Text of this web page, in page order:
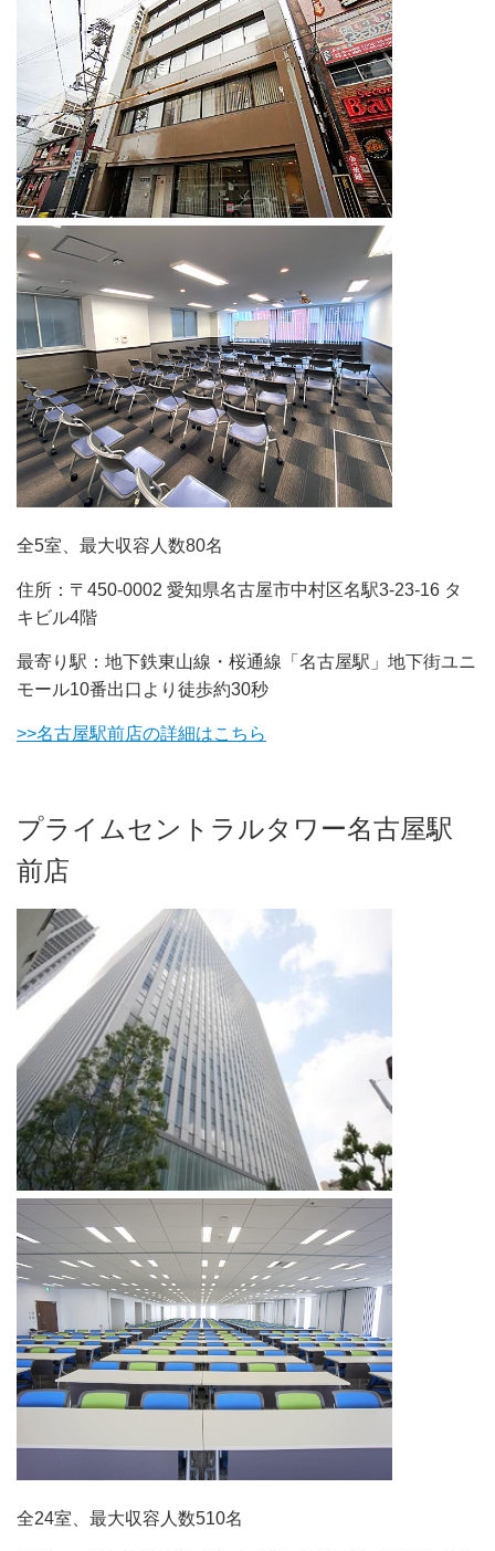
全5室、最大収容人数80名
住所：〒450-0002 愛知県名古屋市中村区名駅3-23-16 タ
キビル4階
最寄り駅：地下鉄東山線・桜通線「名古屋駅」地下街ユニ
モール10番出口より徒歩約30秒
>>名古屋駅前店の詳細はこちら
プライムセントラルタワー名古屋駅
前店
全24室、最大収容人数510名